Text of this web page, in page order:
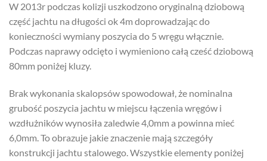
W 2013r podczas kolizji uszkodzono oryginalną dziobową
część jachtu na długości ok 4m doprowadzając do
konieczności wymiany poszycia do 5 wręgu włącznie.
Podczas naprawy odcięto i wymieniono całą cześć dziobową
80mm poniżej kluzy.
Brak wykonania skalopsów spowodował, że nominalna
grubość poszycia jachtu w miejscu łączenia wręgów i
wzdłużników wynosiła zaledwie 4,0mm a powinna mieć
6,0mm. To obrazuje jakie znaczenie mają szczegóły
konstrukcji jachtu stalowego. Wszystkie elementy poniżej